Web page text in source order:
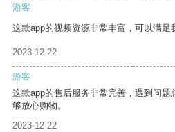
游客
这款app的视频资源非常丰富，可以满足
2023-12-22
游客
这款app的售后服务非常完善，遇到问
够放心购物。
2023-12-22